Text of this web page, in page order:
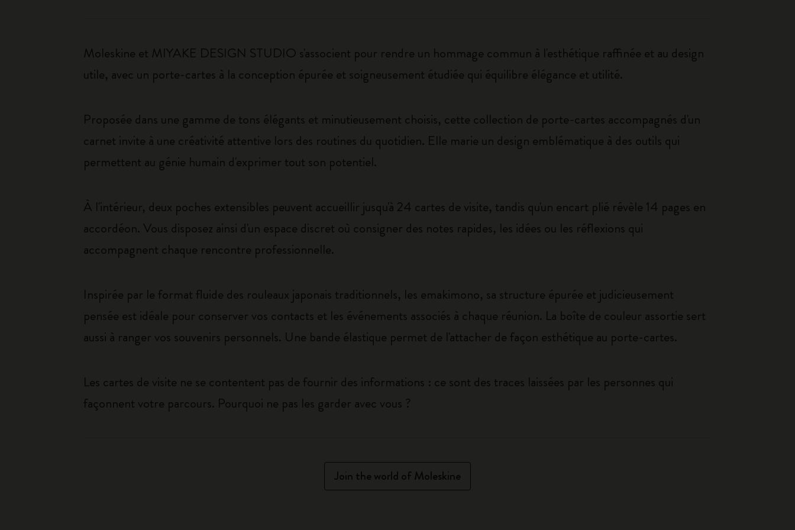
Moleskine et MIYAKE DESIGN STUDIO s'associent pour rendre un hommage commun à l'esthétique raffinée et au design
utile, avec un porte-cartes à la conception épurée et soigneusement étudiée qui équilibre élégance et utilité.
Proposée dans une gamme de tons élégants et minutieusement choisis, cette collection de porte-cartes accompagnés d'un
carnet invite à une créativité attentive lors des routines du quotidien. Elle marie un design emblématique à des outils qui
permettent au génie humain d'exprimer tout son potentiel.
À l'intérieur, deux poches extensibles peuvent accueillir jusqu'à 24 cartes de visite, tandis qu'un encart plié révèle 14 pages en
accordéon. Vous disposez ainsi d'un espace discret où consigner des notes rapides, les idées ou les réflexions qui
accompagnent chaque rencontre professionnelle.
Inspirée par le format fluide des rouleaux japonais traditionnels, les emakimono, sa structure épurée et judicieusement
pensée est idéale pour conserver vos contacts et les événements associés à chaque réunion. La boîte de couleur assortie sert
aussi à ranger vos souvenirs personnels. Une bande élastique permet de l'attacher de façon esthétique au porte-cartes.
Les cartes de visite ne se contentent pas de fournir des informations : ce sont des traces laissées par les personnes qui
façonnent votre parcours. Pourquoi ne pas les garder avec vous ?
Join the world of Moleskine